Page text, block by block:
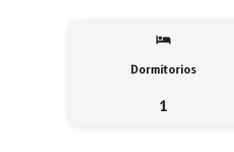
Dormitorios
1